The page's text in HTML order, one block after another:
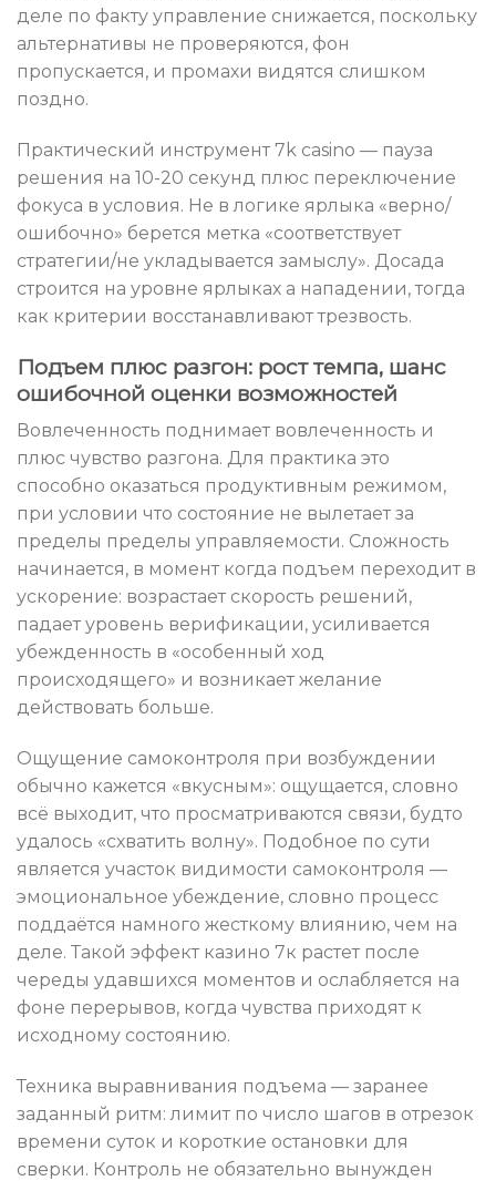
деле по факту управление снижается, поскольку
альтернативы не проверяются, фон
пропускается, и промахи видятся слишком
поздно.
Практический инструмент 7k casino — пауза
решения на 10-20 секунд плюс переключение
фокуса в условия. Не в логике ярлыка «верно/
ошибочно» берется метка «соответствует
стратегии/не укладывается замыслу». Досада
строится на уровне ярлыках а нападении, тогда
как критерии восстанавливают трезвость.
Подъем плюс разгон: рост темпа, шанс
ошибочной оценки возможностей
Вовлеченность поднимает вовлеченность и
плюс чувство разгона. Для практика это
способно оказаться продуктивным режимом,
при условии что состояние не вылетает за
пределы пределы управляемости. Сложность
начинается, в момент когда подъем переходит в
ускорение: возрастает скорость решений,
падает уровень верификации, усиливается
убежденность в «особенный ход
происходящего» и возникает желание
действовать больше.
Ощущение самоконтроля при возбуждении
обычно кажется «вкусным»: ощущается, словно
всё выходит, что просматриваются связи, будто
удалось «схватить волну». Подобное по сути
является участок видимости самоконтроля —
эмоциональное убеждение, словно процесс
поддаётся намного жесткому влиянию, чем на
деле. Такой эффект казино 7к растет после
череды удавшихся моментов и ослабляется на
фоне перерывов, когда чувства приходят к
исходному состоянию.
Техника выравнивания подъема — заранее
заданный ритм: лимит по число шагов в отрезок
времени суток и короткие остановки для
сверки. Контроль не обязательно вынужден